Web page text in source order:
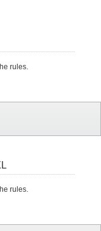
rules.
rules.